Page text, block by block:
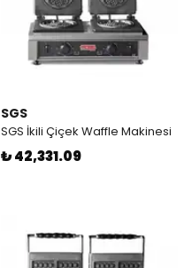
SGS
SGS İkili Çiçek Waffle Makinesi
₺ 42,331.09